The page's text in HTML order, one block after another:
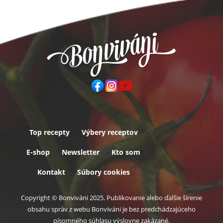
Top recepty Výbery receptov
E-shop Newsletter Kto som
Kontakt Súbory cookies
Copyright © Bonviváni 2025. Publikovanie alebo ďalšie šírenie
obsahu správ z webu Bonviváni je bez predchádzajúceho
písomného súhlasu výslovne zakázané.